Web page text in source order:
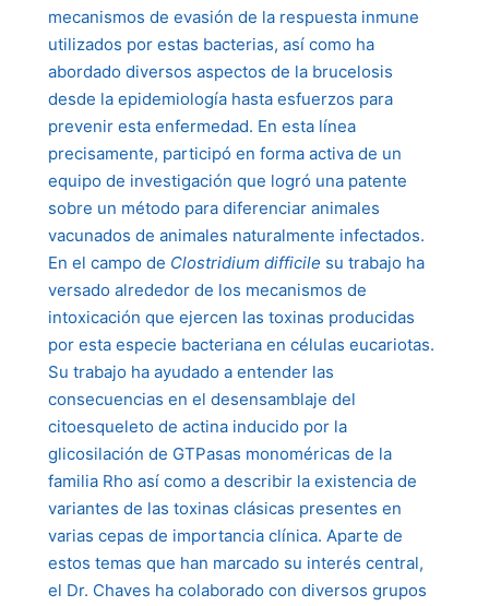
mecanismos de evasión de la respuesta inmune
utilizados por estas bacterias, así como ha
abordado diversos aspectos de la brucelosis
desde la epidemiología hasta esfuerzos para
prevenir esta enfermedad. En esta línea
precisamente, participó en forma activa de un
equipo de investigación que logró una patente
sobre un método para diferenciar animales
vacunados de animales naturalmente infectados.
En el campo de Clostridium difficile su trabajo ha
versado alrededor de los mecanismos de
intoxicación que ejercen las toxinas producidas
por esta especie bacteriana en células eucariotas.
Su trabajo ha ayudado a entender las
consecuencias en el desensamblaje del
citoesqueleto de actina inducido por la
glicosilación de GTPasas monoméricas de la
familia Rho así como a describir la existencia de
variantes de las toxinas clásicas presentes en
varias cepas de importancia clínica. Aparte de
estos temas que han marcado su interés central,
el Dr. Chaves ha colaborado con diversos grupos